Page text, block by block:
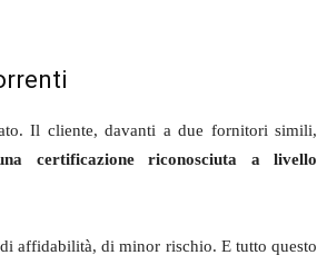
Il cliente, davanti a due fornitori simili,
certificazione riconosciuta a livello
affidabilità, di minor rischio. E tutto questo